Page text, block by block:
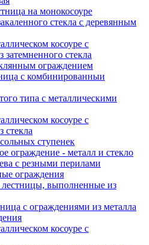
на монокосоуре
стекла с деревянным
косоуре с
стекла
ограждением
с комбинированныи
типа с металлическими
косоуре с
стекла
ступенек
ограждение - металл и стекло
с резными перилами
ограждения
выполненные из
с ограждениями из металла
косоуре с